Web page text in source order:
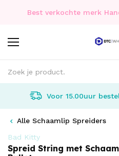
Best verkochte merk
Voor 15.00uur
Alle Schaamlip Spreiders
Bad Kitty
Spreid String met